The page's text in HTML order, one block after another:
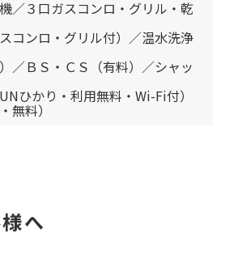
／３口ガスコンロ・グリル・乾
コンロ・グリル付）／温水洗浄
／ＢＳ・ＣＳ（有料）／シャッ
ひかり・利用無料・Wi-Fi付）
無料）
へ